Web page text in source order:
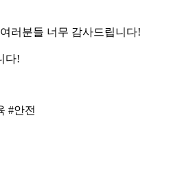
러분들 너무 감사드립니다!
다!
#안전